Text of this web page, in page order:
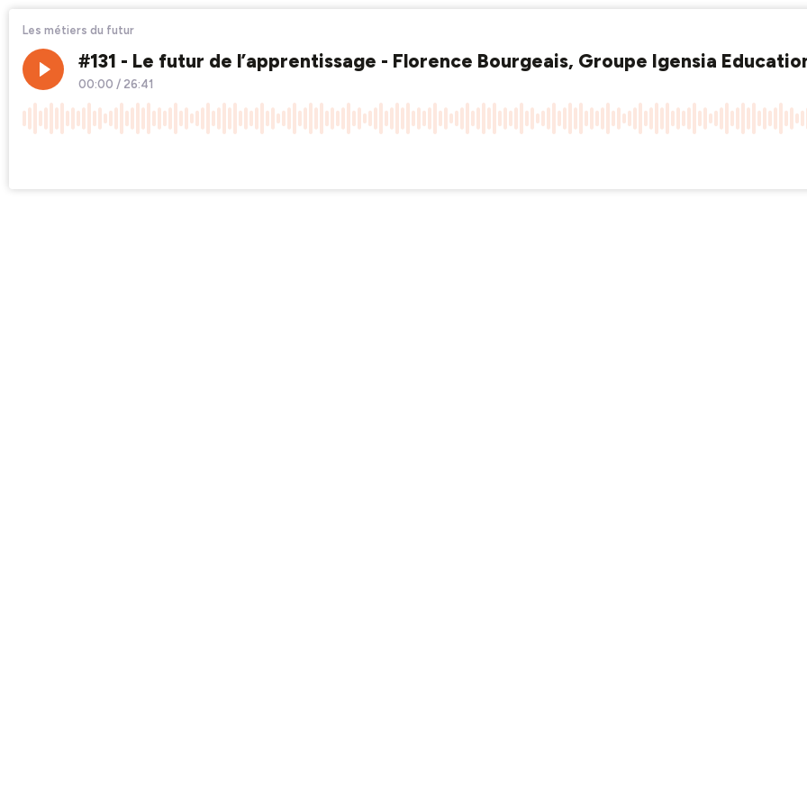
Les métiers du futur
#131 - Le futur de l’apprentissage - Florence Bourgeais, Groupe Igensia
00:00 / 26:41